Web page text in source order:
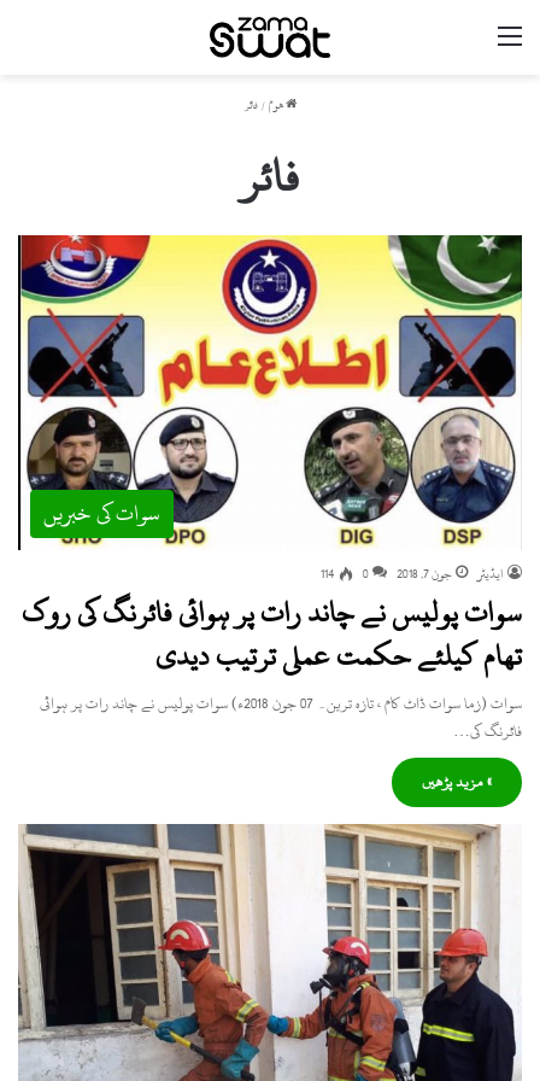
ھوم / فائر
فائر
سوات کی خبریں
ایڈیٹر جون 7, 2018 0
114
سوات پولیس نے چاند رات پر ہوائی فائرنگ کی روک
تھام کیلئے حکمت عملی ترتیب دیدی
سوات (زما سوات ڈاٹ کام ، تازہ ترین۔ 07 جون 2018ء) سوات پولیس نے چاند رات پر ہوائی
فائرنگ کی…
» مزید پڑھیں